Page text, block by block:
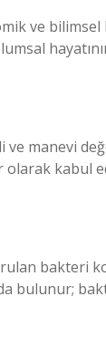
ve bilimsel
manevi
olarak kabul
bakteri
bulunur;